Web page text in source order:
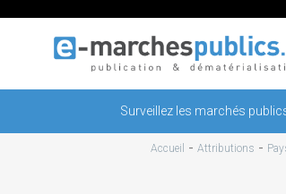
Surveillez les marchés
Accueil - Attributions -